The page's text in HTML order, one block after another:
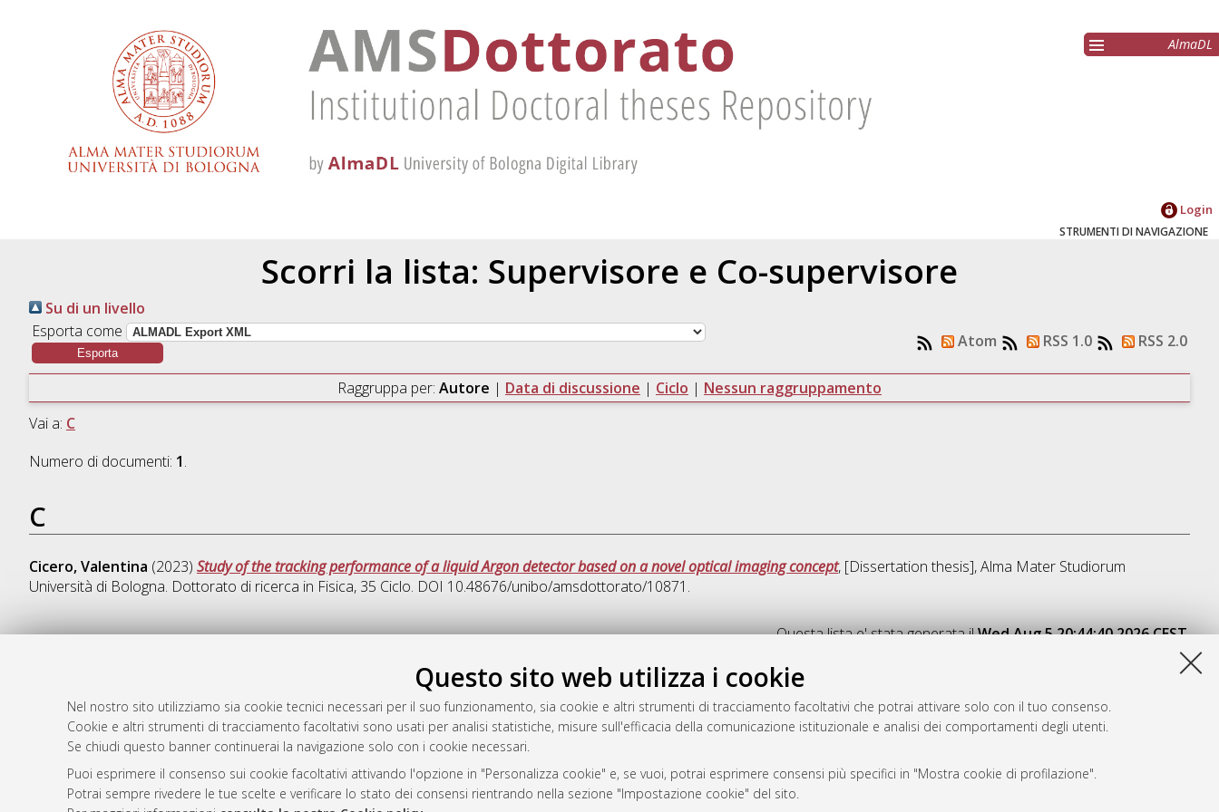
Questo sito web utilizza i cookie
Nel nostro sito utilizziamo sia cookie tecnici necessari per il suo funzionamento, sia cookie e altri strumenti di tracciamento facoltativi che potrai attivare solo con il tuo consenso.
Cookie e altri strumenti di tracciamento facoltativi sono usati per analisi statistiche, misure sull'efficacia della comunicazione istituzionale e analisi dei comportamenti degli utenti.
Se chiudi questo banner continuerai la navigazione solo con i cookie necessari.
Puoi esprimere il consenso sui cookie facoltativi attivando l'opzione in "Personalizza cookie" e, se vuoi, potrai esprimere consensi più specifici in "Mostra cookie di profilazione".
Potrai sempre rivedere le tue scelte e verificare lo stato dei consensi rientrando nella sezione "Impostazione cookie" del sito.
AlmaDL
Login
STRUMENTI DI NAVIGAZIONE
Scorri la lista: Supervisore e Co-supervisore
Su di un livello
Esporta come
Atom RSS 1.0 RSS 2.0
Raggruppa per: Autore | Data di discussione | Ciclo | Nessun raggruppamento
Vai a: C
Numero di documenti: 1.
C
Cicero, Valentina (2023) Study of the tracking performance of a liquid Argon detector based on a novel optical imaging concept, [Dissertation thesis], Alma Mater Studiorum
Università di Bologna. Dottorato di ricerca in Fisica, 35 Ciclo. DOI 10.48676/unibo/amsdottorato/10871.
Questa lista e' stata generata ilWed Aug 5 20:44:40 2026 CEST.
Rss 1.0
Rss 2.0
AMS Dottorato
ISSN: 2038-7946
Servizio implementato e gestito daAlmaDL
Impostazioni Cookie
Informativa sulla privacy
Condizioni d’uso del sito